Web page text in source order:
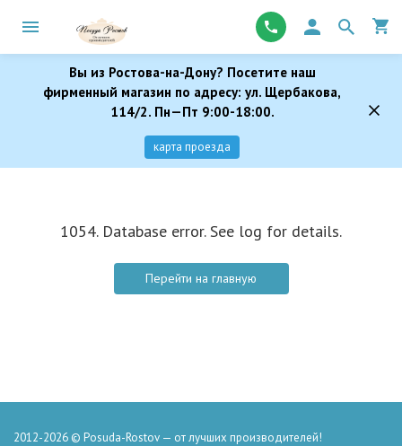
Вы из Ростова-на-Дону? Посетите наш
фирменный магазин по адресу: ул. Щербакова,
114/2. Пн—Пт 9:00-18:00.
карта проезда
1054. Database error. See log for details.
Перейти на главную
2012-2026 © Posuda-Rostov — от лучших производителей!